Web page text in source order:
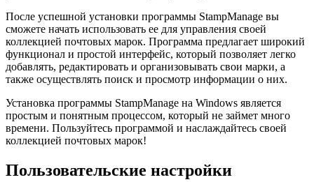
После успешной установки программы StampManage вы
сможете начать использовать ее для управления своей
коллекцией почтовых марок. Программа предлагает широкий
функционал и простой интерфейс, который позволяет легко
добавлять, редактировать и организовывать свои марки, а
также осуществлять поиск и просмотр информации о них.
Установка программы StampManage на Windows является
простым и понятным процессом, который не займет много
времени. Пользуйтесь программой и наслаждайтесь своей
коллекцией почтовых марок!
Пользовательские настройки